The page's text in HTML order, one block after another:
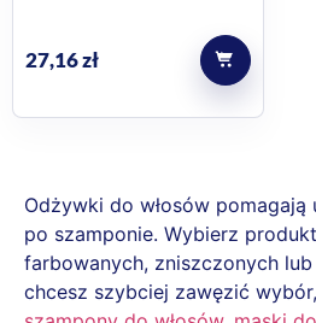
27,16zł
Odżywki do włosów pomagają
po szamponie. Wybierz
farbowanych, zniszczonych
chcesz szybciej zawęzić